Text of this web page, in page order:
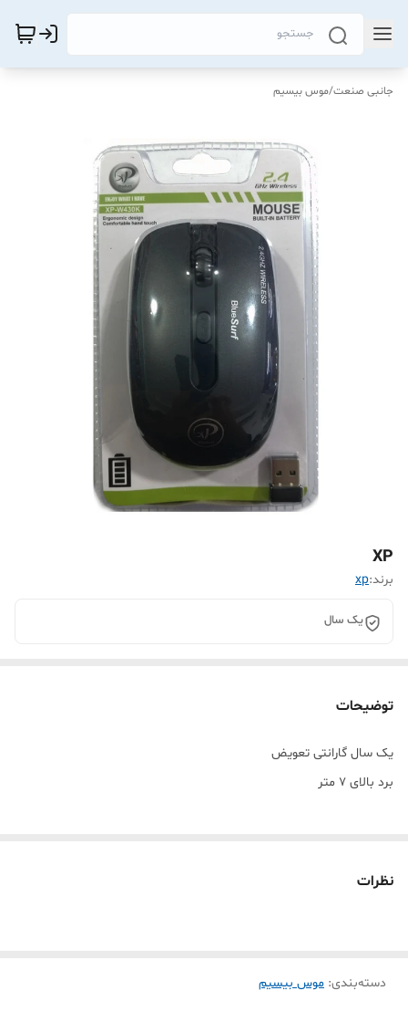
جانبی صنعت/موس بیسیم
XP
برند:xp
یک سال
توضیحات
یک سال گارانتی تعویض
برد بالای 7 متر
نظرات
دسته‌بندی: موس بیسیم